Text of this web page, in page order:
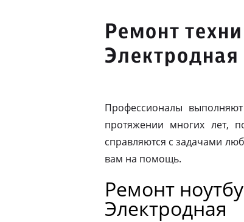
Ремонт
Электродная
Профессионалы
протяжении многих лет,
справляются с задачами
вам на помощь.
Ремонт
Электродная